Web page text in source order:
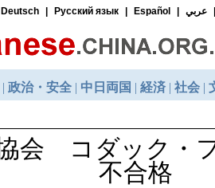
会 コダック・
不合格